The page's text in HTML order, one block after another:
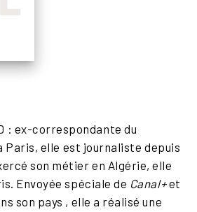
: ex-correspondante du
Paris, elle est journaliste depuis
son métier en Algérie, elle
Envoyée spéciale de Canal+et
son pays , elle a réalisé une